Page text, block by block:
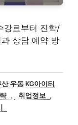
강료부터 진학/
상담 예약 방
산 우동 KG아이티
, 취업정보
,